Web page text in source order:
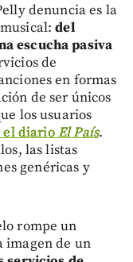
denuncia es la
del
escucha pasiva
de
en formas
de ser únicos
los usuarios
el diarioEl País.
las listas
genéricas y
rompe un
imagen de un